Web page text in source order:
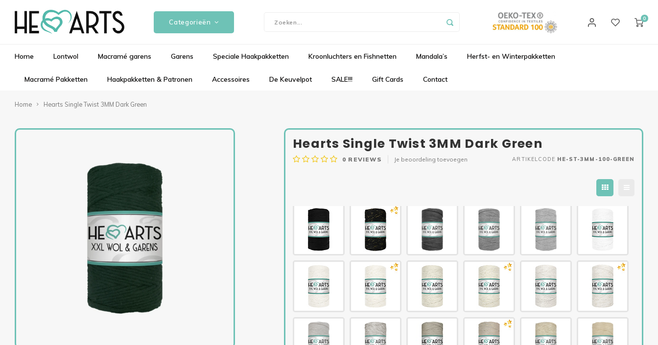
Categorieën 0
Home Lontwol Macramé garens Garens Speciale Haakpakketten Kroonluchters en Fishnetten Mandala’s Herfst- en Winterpakketten
Macramé Pakketten Haakpakketten & Patronen Accessoires De Keuvelpot SALE!!! Gift Cards Contact
Home Hearts Single Twist 3MM Dark Green
Hearts Single Twist 3MM Dark Green
0 REVIEWS Je beoordeling toevoegen ARTIKELCODE HE-ST-3MM-100-GREEN